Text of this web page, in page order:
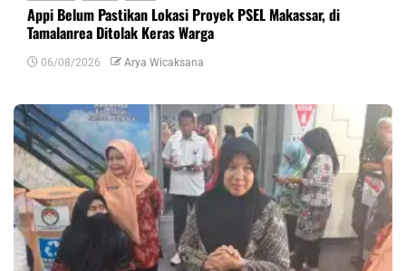
Appi Belum Pastikan Lokasi Proyek PSEL Makassar, di
Tamalanrea Ditolak Keras Warga
06/08/2026 Arya Wicaksana